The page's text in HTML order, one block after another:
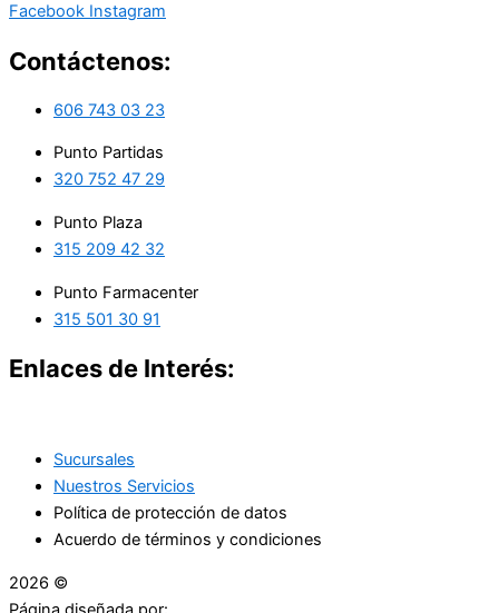
Facebook Instagram
Contáctenos:
606 743 03 23
Punto Partidas
320 752 47 29
Punto Plaza
315 209 42 32
Punto Farmacenter
315 501 30 91
Enlaces de Interés:
Sucursales
Nuestros Servicios
Política de protección de datos
Acuerdo de términos y condiciones
2026 ©